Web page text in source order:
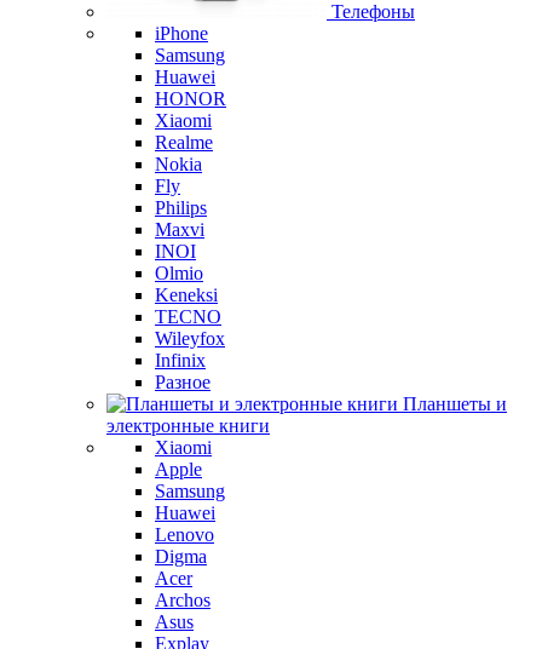
Телефоны
iPhone
Samsung
Huawei
HONOR
Xiaomi
Realme
Nokia
Fly
Philips
Maxvi
INOI
Olmio
Keneksi
TECNO
Wileyfox
Infinix
Разное
Планшеты и
электронные книги
Xiaomi
Apple
Samsung
Huawei
Lenovo
Digma
Acer
Archos
Asus
Explay